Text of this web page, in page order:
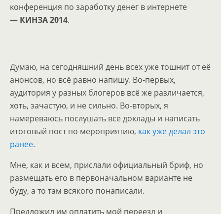
конференция по заработку денег в интернете
— КИНЗА 2014.
Думаю, на сегодняшний день всех уже тошнит от её
анонсов, но всё равно напишу. Во-первых,
аудитория у разных блогеров всё же различается,
хоть, зачастую, и не сильно. Во-вторых, я
намереваюсь послушать все доклады и написать
итоговый пост по мероприятию, как уже делал это
ранее.
Мне, как и всем, прислали официальный бриф, но
размещать его в первоначальном варианте не
буду, а то там всякого понаписали.
Предложил им оплатить мой переезд и